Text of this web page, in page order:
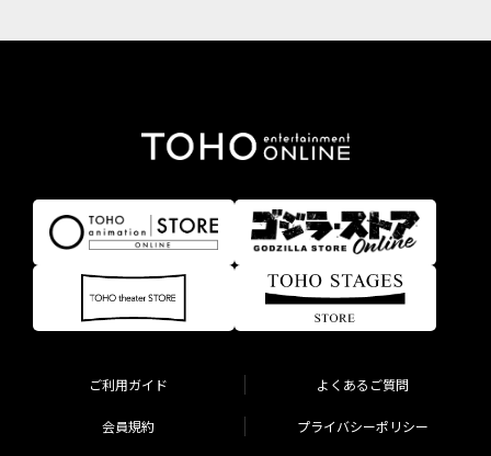
ご利用ガイド よくあるご質問
会員規約 プライバシーポリシー